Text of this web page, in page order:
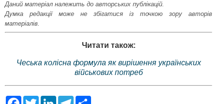
Даний матеріал належить до авторських публікацій.
Думка редакції може не збігатися із точкою зору авторів
матеріалів.
Читати також:
Чеська колісна формула як вирішення українських
військових потреб
F
T
L
T